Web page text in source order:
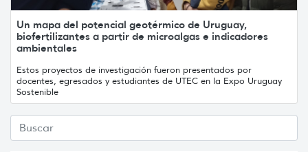
Un mapa del potencial geotérmico de Uruguay,
biofertilizantes a partir de microalgas e indicadores
ambientales
Estos proyectos de investigación fueron presentados por
docentes, egresados y estudiantes de UTEC en la Expo Uruguay
Sostenible